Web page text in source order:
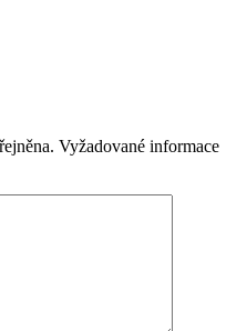
Vyžadované informace